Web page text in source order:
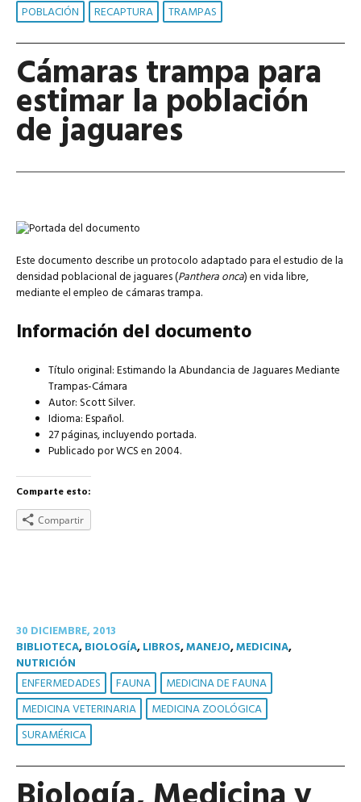
POBLACIÓN
RECAPTURA TRAMPAS
Cámaras trampa para
estimar la población
de jaguares
Este documento describe un protocolo adaptado para el estudio de la
densidad poblacional de jaguares (Panthera onca) en vida libre,
mediante el empleo de cámaras trampa.
Información del documento
Título original: Estimando la Abundancia de Jaguares Mediante
Trampas-Cámara
Autor: Scott Silver.
Idioma: Español.
27 páginas, incluyendo portada.
Publicado por WCS en 2004.
Comparte esto:
Compartir
30 DICIEMBRE, 2013
BIBLIOTECA,BIOLOGÍA,LIBROS,MANEJO,MEDICINA,
NUTRICIÓN
ENFERMEDADES FAUNA
MEDICINA DE FAUNA
MEDICINA VETERINARIA
MEDICINA ZOOLÓGICA
SURAMÉRICA